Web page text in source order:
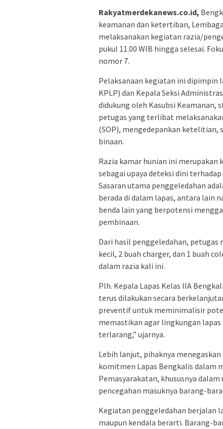
Rakyatmerdekanews.co.id,
keamanan dan ketertiban,
melaksanakan kegiatan razia/
pukul 11.00 WIB hingga selesai.
nomor 7.
Pelaksanaan kegiatan ini dipimpin
KPLP) dan Kepala Seksi
didukung oleh Kasubsi Keamanan,
petugas yang terlibat
(SOP), mengedepankan ketelitian,
binaan.
Razia kamar hunian ini
sebagai upaya deteksi dini
Sasaran utama penggeledahan
berada di dalam lapas, antara lain
benda lain yang berpotensi
pembinaan.
Dari hasil penggeledahan,
kecil, 2 buah charger, dan 1 buah
dalam razia kali ini.
Plh. Kepala Lapas Kelas IIA
terus dilakukan secara
preventif untuk meminimalisir
memastikan agar lingkungan
terlarang,” ujarnya.
Lebih lanjut, pihaknya
komitmen Lapas Bengkalis dalam
Pemasyarakatan, khususnya
pencegahan masuknya barang-
Kegiatan penggeledahan berjalan
maupun kendala berarti. Barang-